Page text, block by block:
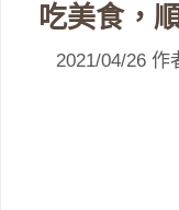
吃美食，
2021/04/26 作